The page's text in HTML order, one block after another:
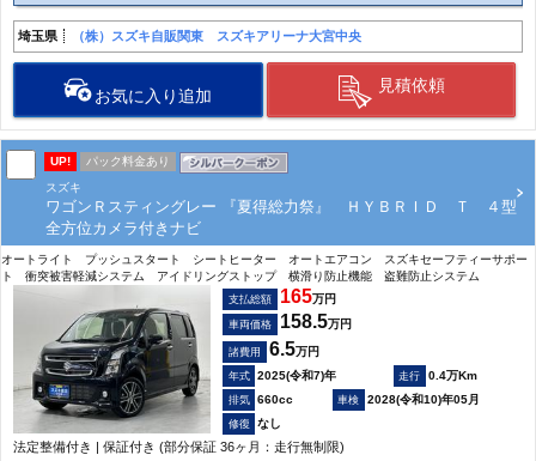
埼玉県 （株）スズキ自販関東 スズキアリーナ大宮中央
お気に入り追加
見積依頼
UP!
パック料金あり
スズキ
ワゴンＲスティングレー 『夏得総力祭』 ＨＹＢＲＩＤ Ｔ ４型
全方位カメラ付きナビ
オートライト プッシュスタート シートヒーター オートエアコン スズキセーフティーサポー
ト 衝突被害軽減システム アイドリングストップ 横滑り防止機能 盗難防止システム
支払総額 165万円
車両価格 158.5万円
諸費用 6.5万円
2025(令和7)年
0.4万Km
660cc
2028(令和10)年05月
なし
法定整備付き | 保証付き (部分保証 36ヶ月：走行無制限)